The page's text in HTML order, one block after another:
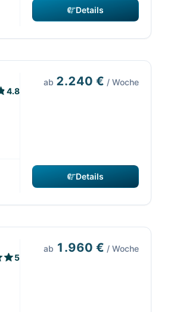
Details
4.8
ab 2.240 € / Woche
Details
5
ab 1.960 € / Woche